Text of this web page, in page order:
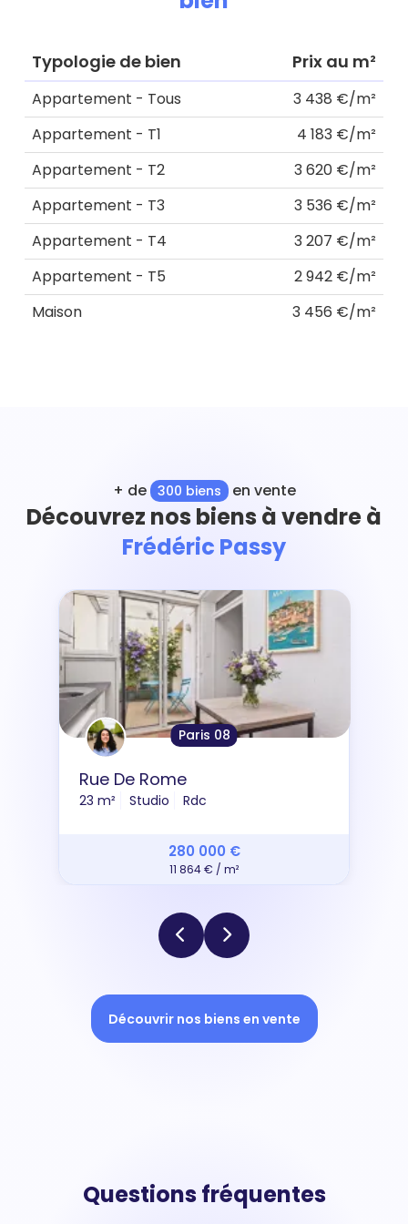
Typologie de bien Prix au m²
Appartement - Tous
3 438 €/m²
Appartement - T1
4 183 €/m²
Appartement - T2
3 620 €/m²
Appartement - T3
3 536 €/m²
Appartement - T4
3 207 €/m²
Appartement - T5
2 942 €/m²
Maison
3 456 €/m²
+ de 300 biens en vente
Découvrez nos biens à vendre à
Frédéric Passy
Paris 08
Rue De Rome
23 m² Studio Rdc
280 000 €
11 864 € / m²
Découvrir nos biens en vente
Questions fréquentes